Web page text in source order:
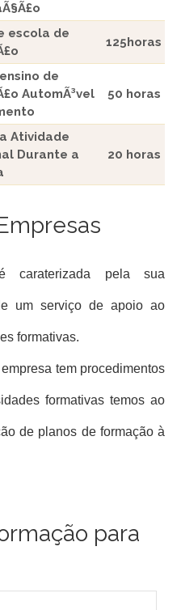
escola de
125horas
de
AutomÃ³vel
50 horas
Atividade
Durante a
20 horas
caraterizada pela sua
um serviço de apoio ao
formativas.
tem procedimentos
formativas temos ao
de planos de formação à
para